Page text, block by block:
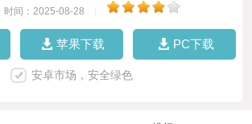
时间：2025-08-28
苹果下载 PC下载
安卓市场，安全绿色